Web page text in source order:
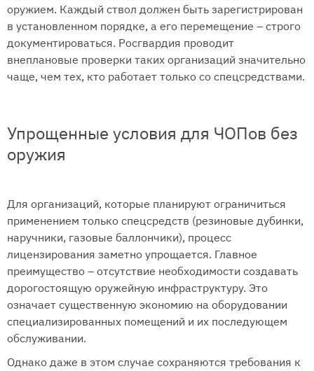
оружием. Каждый ствол должен быть зарегистрирован
в установленном порядке, а его перемещение – строго
документироваться. Росгвардия проводит
внеплановые проверки таких организаций значительно
чаще, чем тех, кто работает только со спецсредствами.
Упрощенные условия для ЧОПов без
оружия
Для организаций, которые планируют ограничиться
применением только спецсредств (резиновые дубинки,
наручники, газовые баллончики), процесс
лицензирования заметно упрощается. Главное
преимущество – отсутствие необходимости создавать
дорогостоящую оружейную инфраструктуру. Это
означает существенную экономию на оборудовании
специализированных помещений и их последующем
обслуживании.
Однако даже в этом случае сохраняются требования к